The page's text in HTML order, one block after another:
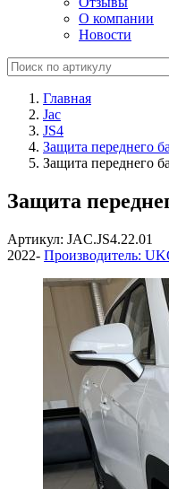
О компании
Новости
Главная
Jac
JS4
Защита переднего
Защита переднего
Защита
Артикул: JAC.JS4.22.01
2022- Производитель: